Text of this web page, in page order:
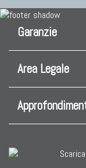
Garanzie
Area Legale